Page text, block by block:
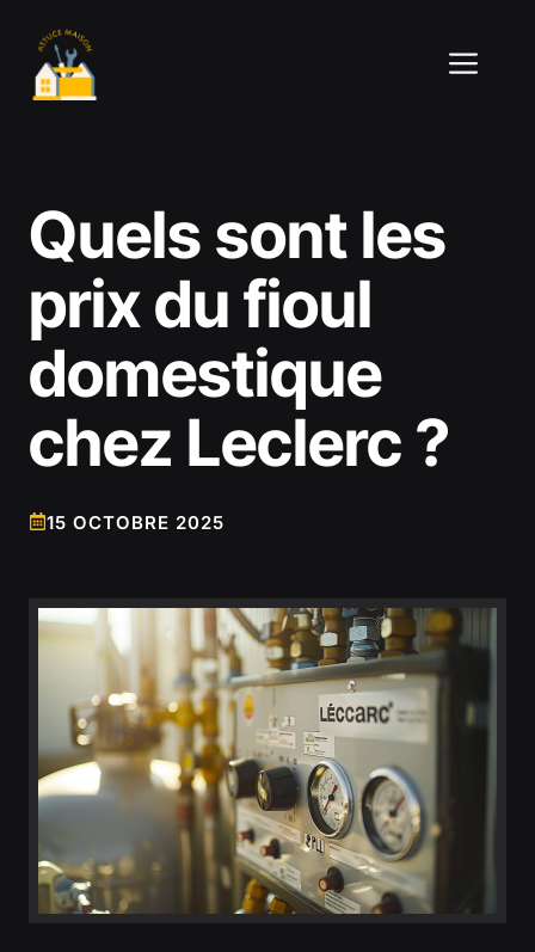
contenu
Quels sont les
prix du fioul
domestique
chez Leclerc ?
15 OCTOBRE 2025